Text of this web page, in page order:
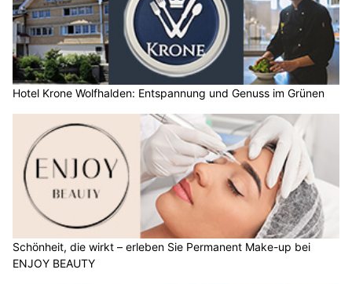
Hotel Krone Wolfhalden: Entspannung und Genuss im Grünen
Schönheit, die wirkt – erleben Sie Permanent Make-up bei
ENJOY BEAUTY